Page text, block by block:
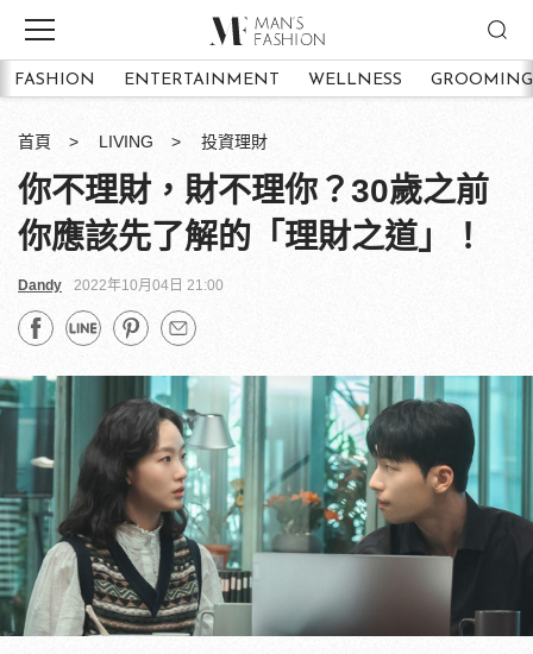
FASHION ENTERTAINMENT WELLNESS GROOMING
首頁 LIVING 投資理財
你不理財，財不理你？30歲之前
你應該先了解的「理財之道」！
Dandy 2022年10月04日 21:00